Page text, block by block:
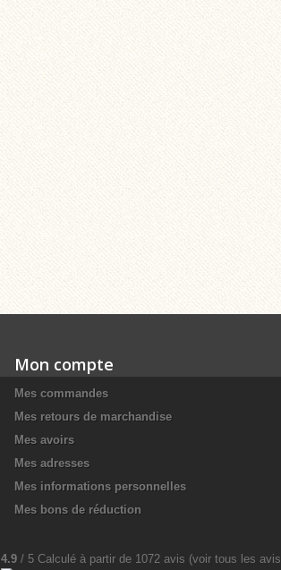
Mon compte
Mes commandes
Mes retours de marchandise
Mes avoirs
Mes adresses
Mes informations personnelles
Mes bons de réduction
4.9 / 5 Calculé à partir de 1072 avis (voir tous les avis